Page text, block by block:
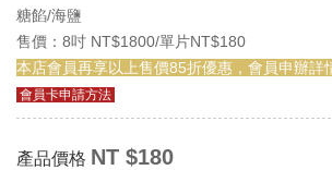
貨
須
知
Return
糖餡/海鹽
售價：8吋 NT$1800/單片NT$180
本店會員再享以上售價85折優惠，會員申辦詳
會員卡申請方法
產品價格 NT $180